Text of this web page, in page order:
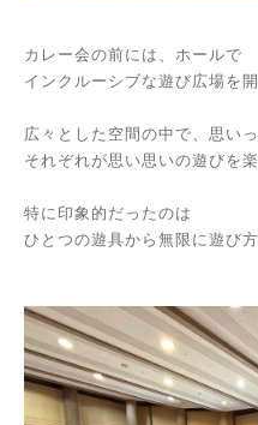
カレー会の前には、ホールで
インクルーシブな遊び広場を開
広々とした空間の中で、思い
それぞれが思い思いの遊びを
特に印象的だったのは
ひとつの遊具から無限に遊び